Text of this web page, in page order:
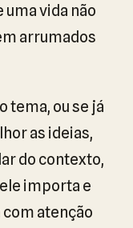
uma vida não
arrumados
tema, ou se já
as ideias,
do contexto,
importa e
atenção